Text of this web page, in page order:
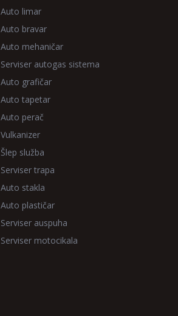
Auto limar
Auto bravar
Auto mehaničar
Serviser autogas sistema
Auto grafičar
Auto tapetar
Auto perač
Vulkanizer
Šlep služba
Serviser trapa
Auto stakla
Auto plastičar
Serviser auspuha
Serviser motocikala